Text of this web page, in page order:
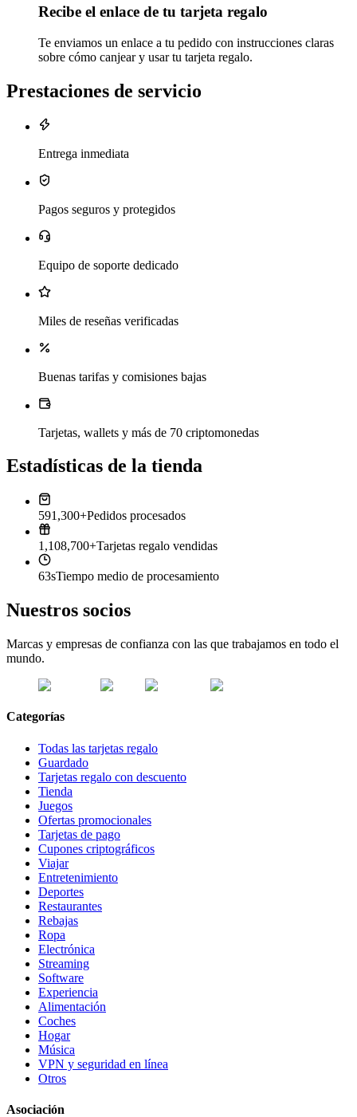
Recibe el enlace de tu tarjeta regalo
Te enviamos un enlace a tu pedido con instrucciones claras
sobre cómo canjear y usar tu tarjeta regalo.
Prestaciones de servicio
Entrega inmediata
Pagos seguros y protegidos
Equipo de soporte dedicado
Miles de reseñas verificadas
Buenas tarifas y comisiones bajas
Tarjetas, wallets y más de 70 criptomonedas
Estadísticas de la tienda
591,300+Pedidos procesados
1,108,700+Tarjetas regalo vendidas
63sTiempo medio de procesamiento
Nuestros socios
Marcas y empresas de confianza con las que trabajamos en todo el
mundo.
Categorías
Todas las tarjetas regalo
Guardado
Tarjetas regalo con descuento
Tienda
Juegos
Ofertas promocionales
Tarjetas de pago
Cupones criptográficos
Viajar
Entretenimiento
Deportes
Restaurantes
Rebajas
Ropa
Electrónica
Streaming
Software
Experiencia
Alimentación
Coches
Hogar
Música
VPN y seguridad en línea
Otros
Asociación